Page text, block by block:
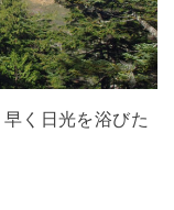
く日光を浴びた